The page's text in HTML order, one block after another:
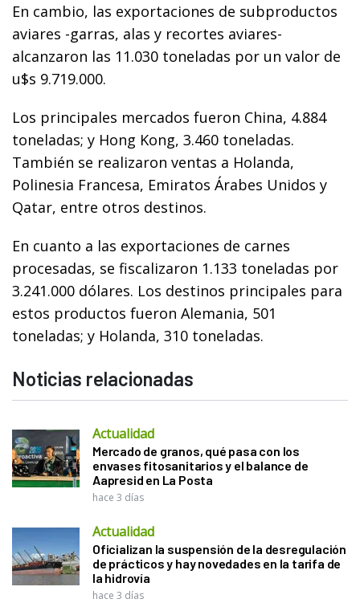
En cambio, las exportaciones de subproductos
aviares -garras, alas y recortes aviares-
alcanzaron las 11.030 toneladas por un valor de
u$s 9.719.000.
Los principales mercados fueron China, 4.884
toneladas; y Hong Kong, 3.460 toneladas.
También se realizaron ventas a Holanda,
Polinesia Francesa, Emiratos Árabes Unidos y
Qatar, entre otros destinos.
En cuanto a las exportaciones de carnes
procesadas, se fiscalizaron 1.133 toneladas por
3.241.000 dólares. Los destinos principales para
estos productos fueron Alemania, 501
toneladas; y Holanda, 310 toneladas.
Noticias relacionadas
Actualidad
Mercado de granos, qué pasa con los
envases fitosanitarios y el balance de
Aapresid en La Posta
hace 3 días
Actualidad
Oficializan la suspensión de la desregulación
de prácticos y hay novedades en la tarifa de
la hidrovía
hace 3 días